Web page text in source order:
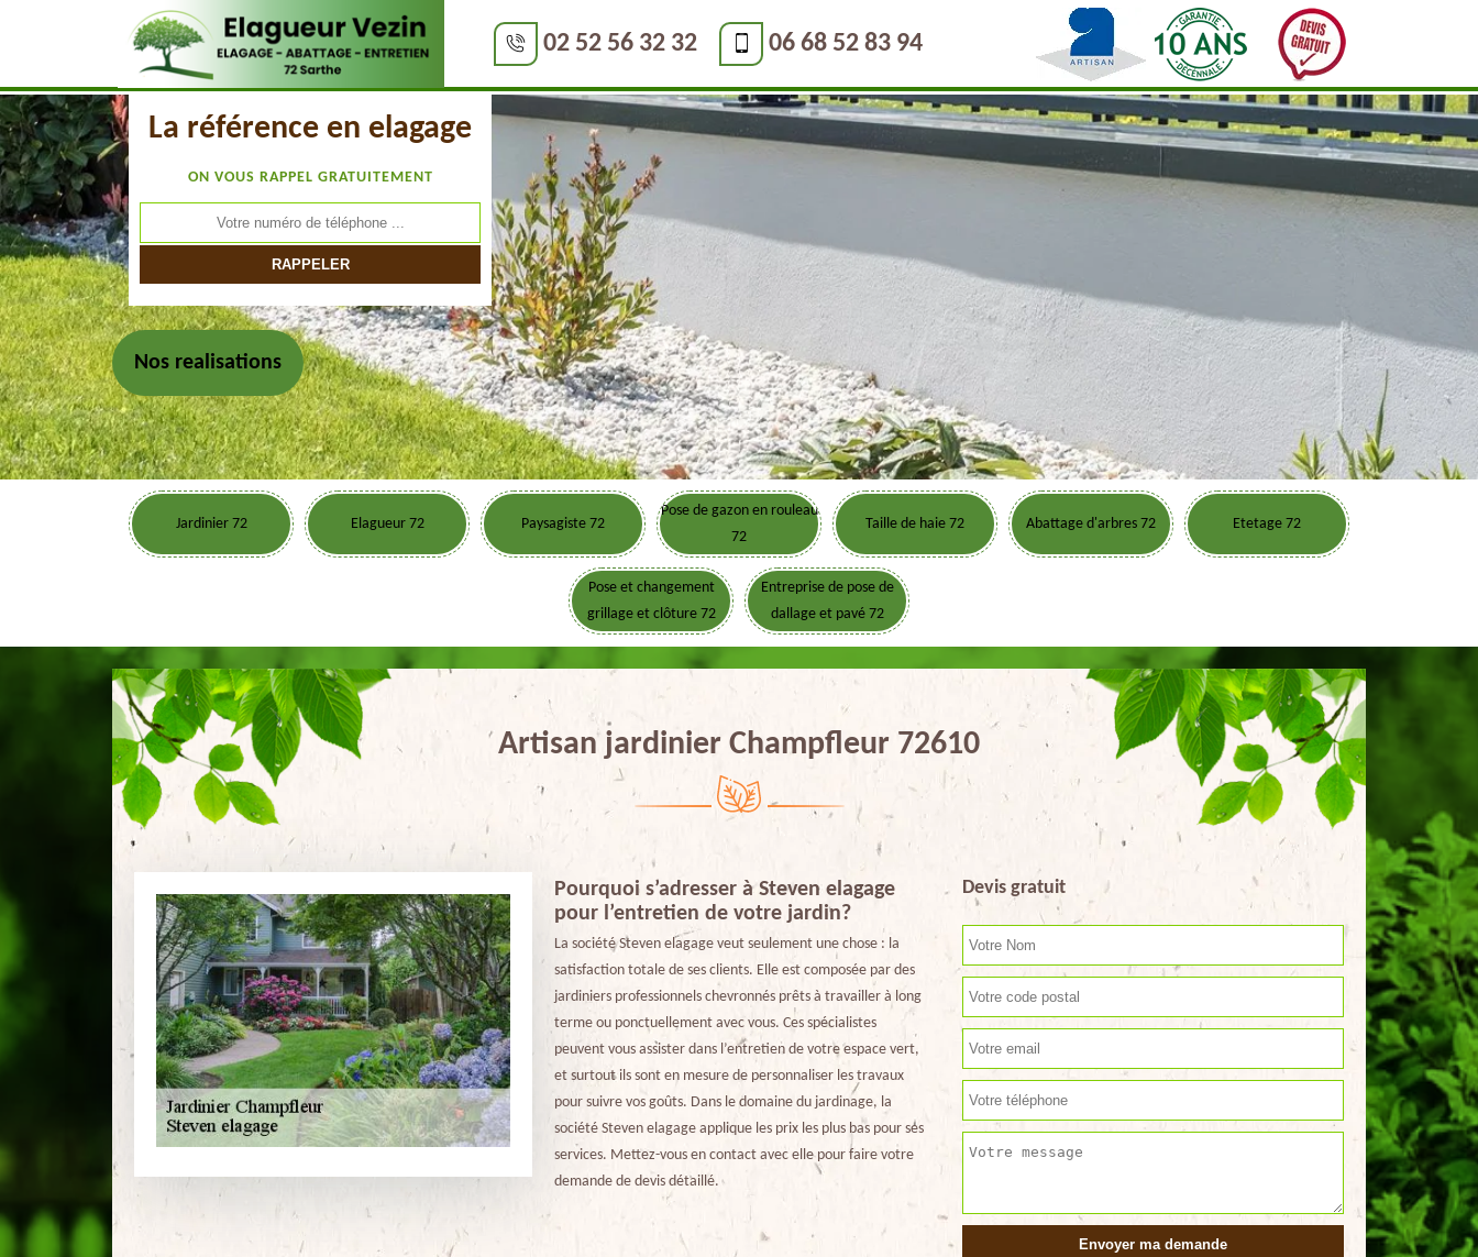
02 52 56 32 32 06 68 52 83 94
La référence en elagage
ON VOUS RAPPEL GRATUITEMENT
Nos realisations
Jardinier 72 Elagueur 72 Paysagiste 72
Pose de gazon en rouleau
72
Taille de haie 72 Abattage d'arbres 72 Etetage 72
Pose et changement
grillage et clôture 72
Entreprise de pose de
dallage et pavé 72
Artisan jardinier Champfleur 72610
Pourquoi s’adresser à Steven elagage
pour l’entretien de votre jardin?
La société Steven elagage veut seulement une chose : la
satisfaction totale de ses clients. Elle est composée par des
jardiniers professionnels chevronnés prêts à travailler à long
terme ou ponctuellement avec vous. Ces spécialistes
peuvent vous assister dans l’entretien de votre espace vert,
et surtout ils sont en mesure de personnaliser les travaux
pour suivre vos goûts. Dans le domaine du jardinage, la
société Steven elagage applique les prix les plus bas pour ses
services. Mettez-vous en contact avec elle pour faire votre
demande de devis détaillé.
Devis gratuit